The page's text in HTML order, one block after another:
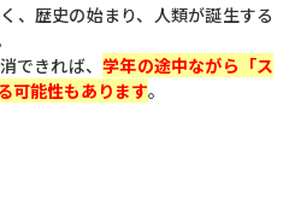
、歴史の始まり、人類が誕生する
できれば、学年の途中ながら「ス
可能性もあります。